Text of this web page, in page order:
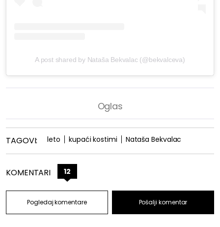
A post shared by Nataša Bekvalac (@bekvalceva)
TAGOVI: leto kupaći kostimi Nataša Bekvalac
KOMENTARI 12
Pogledaj komentare Pošalji komentar